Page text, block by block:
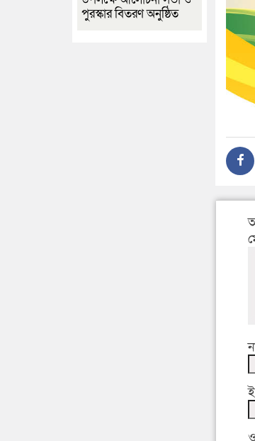
পুরস্কার বিতরণ অনুষ্ঠিত